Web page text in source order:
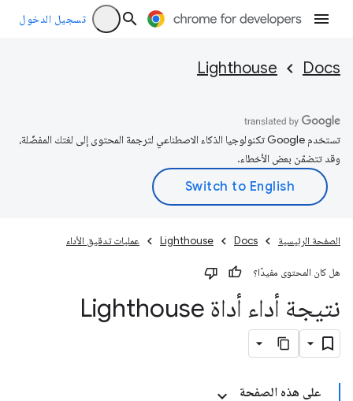
تسجيل الدخول
Docs
Lighthouse
تستخدم Google تكنولوجيا الذكاء الاصطناعي لترجمة المحتوى إلى لغتك المفضّلة،
وقد تتضمّن بعض الأخطاء.
الصفحة الرئيسية Docs
Lighthouse عمليات تدقيق الأداء
هل كان المحتوى مفيدًا؟
نتيجة أداء أداة Lighthouse
على هذه الصفحة